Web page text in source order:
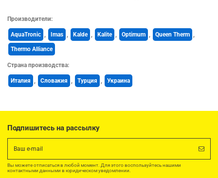
Производители:
AquaTronic , Imas , Kalde , Kalite , Optimum , Queen Therm ,
Thermo Alliance
Страна производства:
Италия , Словакия , Турция , Украина
Подпишитесь на рассылку
Вы можете отписаться в любой момент. Для этого воспользуйтесь нашими
контактными данными в юридическом уведомлении.